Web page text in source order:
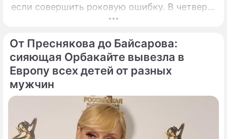
если совершить роковую ошибку. В четверг,
6 августа 2026 года, православная церковь
благоверных князей-страстотерпцев Бориса
и Глеба.
От Преснякова до Байсарова:
сияющая Орбакайте вывезла в
Европу всех детей от разных
мужчин